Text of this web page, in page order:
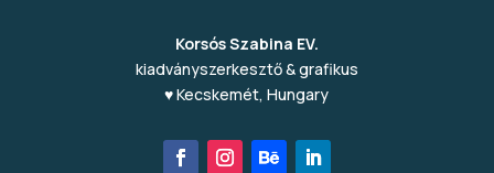
Korsós Szabina EV.
kiadványszerkesztő & grafikus
♥ Kecskemét, Hungary